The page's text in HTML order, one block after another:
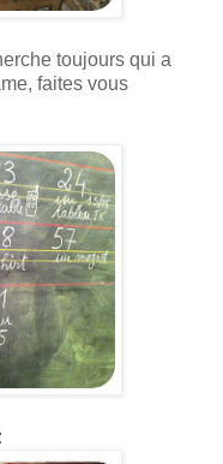
toujours qui a
faites vous